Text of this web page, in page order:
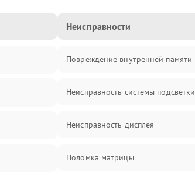
Неисправности
Повреждение внутренней памяти
Неисправность системы подсветки
Неисправность дисплея
Поломка матрицы